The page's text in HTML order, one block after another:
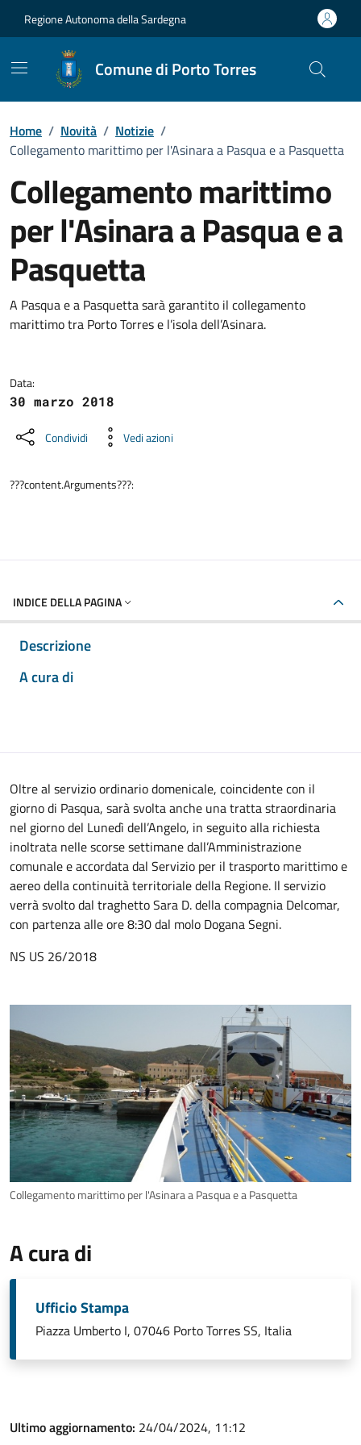
Regione Autonoma della Sardegna
Comune di Porto Torres
Home / Novità / Notizie /
Collegamento marittimo per l'Asinara a Pasqua e a Pasquetta
Collegamento marittimo
per l'Asinara a Pasqua e a
Pasquetta
Dettagli della notizia
A Pasqua e a Pasquetta sarà garantito il collegamento
marittimo tra Porto Torres e l’isola dell’Asinara.
Data:
30 marzo 2018
Condividi Vedi azioni
???content.Arguments???:
INDICE DELLA PAGINA
Descrizione
A cura di
Oltre al servizio ordinario domenicale, coincidente con il
giorno di Pasqua, sarà svolta anche una tratta straordinaria
nel giorno del Lunedì dell’Angelo, in seguito alla richiesta
inoltrata nelle scorse settimane dall’Amministrazione
comunale e accordata dal Servizio per il trasporto marittimo e
aereo della continuità territoriale della Regione. Il servizio
verrà svolto dal traghetto Sara D. della compagnia Delcomar,
con partenza alle ore 8:30 dal molo Dogana Segni.
NS US 26/2018
Collegamento marittimo per l'Asinara a Pasqua e a Pasquetta
A cura di
Ufficio Stampa
Piazza Umberto I, 07046 Porto Torres SS, Italia
Ultimo aggiornamento: 24/04/2024, 11:12